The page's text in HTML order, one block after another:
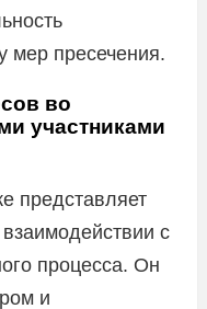
мер пресечения.
во
участниками
представляет
с
процесса. Он
и